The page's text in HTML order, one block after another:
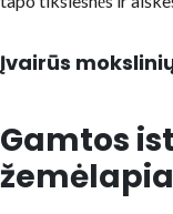
Įvairūs
Gamtos